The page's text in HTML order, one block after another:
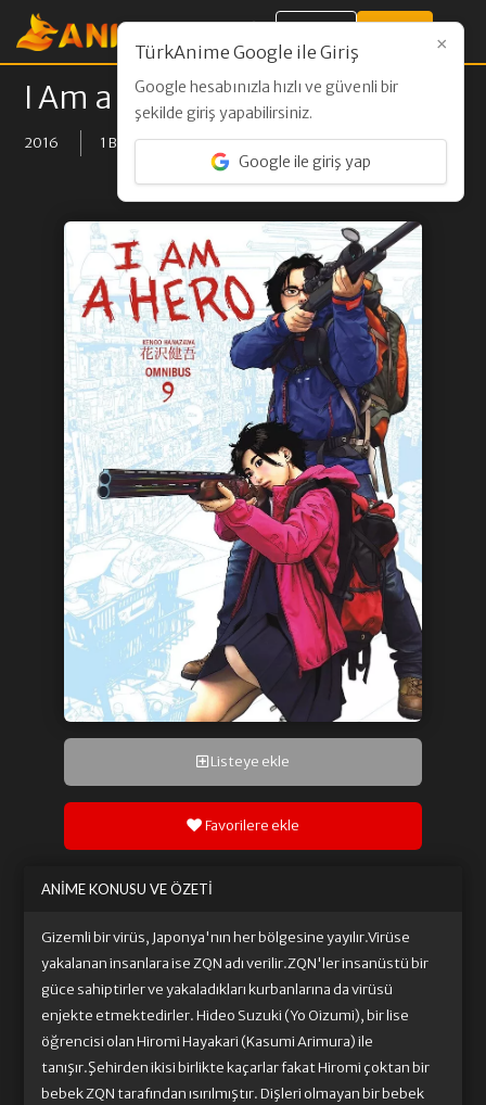
I Am a Hero
2016 1 BÖLÜM
ANIME KONUSU VE ÖZETI
Gizemli bir virüs, Japonya'nın her bölgesine yayılır.Virüse
yakalanan insanlara ise ZQN adı verilir.ZQN'ler insanüstü bir
güce sahiptirler ve yakaladıkları kurbanlarına da virüsü
enjekte etmektedirler. Hideo Suzuki (Yo Oizumi), bir lise
öğrencisi olan Hiromi Hayakari (Kasumi Arimura) ile
tanışır.Şehirden ikisi birlikte kaçarlar fakat Hiromi çoktan bir
bebek ZQN tarafından ısırılmıştır. Dişleri olmayan bir bebek
Listeye ekle
Favorilere ekle
×
TürkAnime Google ile Giriş
Google hesabınızla hızlı ve güvenli bir
şekilde giriş yapabilirsiniz.
Google ile giriş yap